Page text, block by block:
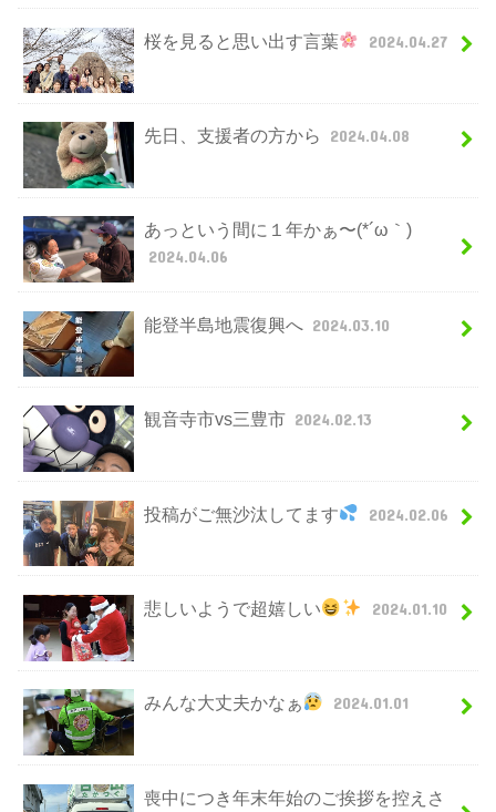
桜を見ると思い出す言葉 2024.04.27
先日、支援者の方から 2024.04.08
あっという間に１年かぁ〜(*´ω｀)
2024.04.06
能登半島地震復興へ 2024.03.10
観音寺市vs三豊市 2024.02.13
投稿がご無沙汰してます 2024.02.06
悲しいようで超嬉しい 2024.01.10
みんな大丈夫かなぁ 2024.01.01
喪中につき年末年始のご挨拶を控えさ